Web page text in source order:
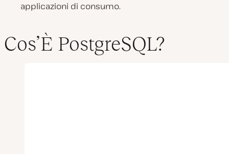
applicazioni di consumo.
Cos’È PostgreSQL?